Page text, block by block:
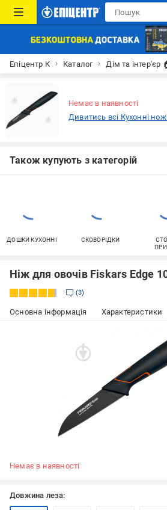
Епіцентр К Каталог Дім та інтер'єр
Немає в наявності
Дивитись всі Кухонні
Також купують з категорій
ДОШКИ КУХОННІ СКОВОРІДКИ
Ніж для овочів Fiskars Edge
3
Основна інформація Характеристики
Немає в наявності
Довжина леза: